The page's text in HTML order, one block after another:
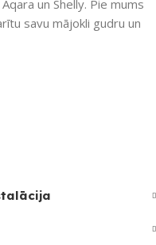
un Shelly. Pie mums
savu mājokli gudru un